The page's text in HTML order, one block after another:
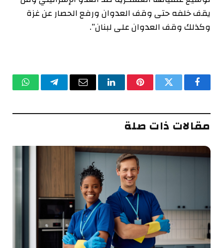
يقف خلفه حتى وقف العدوان ورفع الحصار عن غزة
وكذلك وقف العدوان على لبنان”.
فيسبوكتويتر بينتيريستلينكدإنالبريد تيلقرام
مقالات ذات صلة